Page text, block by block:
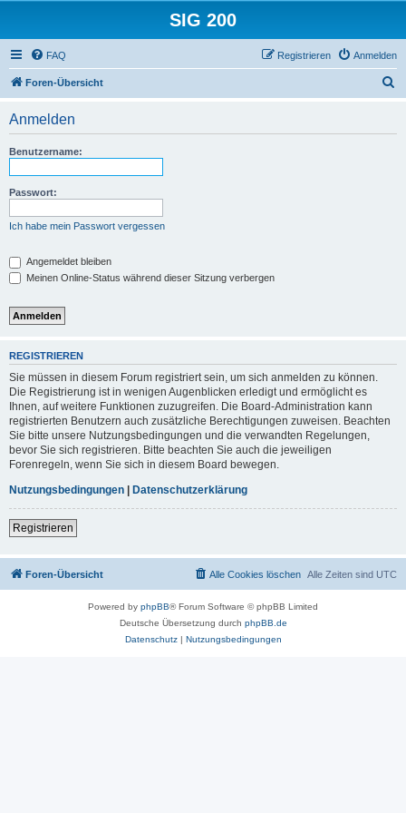
SIG 200
FAQ Anmelden
Registrieren
Foren-Übersicht
Anmelden
Benutzername:
Passwort:
Ich habe mein Passwort vergessen
Angemeldet bleiben
Meinen Online-Status während dieser Sitzung verbergen
REGISTRIEREN
Sie müssen in diesem Forum registriert sein, um sich anmelden zu können.
Die Registrierung ist in wenigen Augenblicken erledigt und ermöglicht es
Ihnen, auf weitere Funktionen zuzugreifen. Die Board-Administration kann
registrierten Benutzern auch zusätzliche Berechtigungen zuweisen. Beachten
Sie bitte unsere Nutzungsbedingungen und die verwandten Regelungen,
bevor Sie sich registrieren. Bitte beachten Sie auch die jeweiligen
Forenregeln, wenn Sie sich in diesem Board bewegen.
Nutzungsbedingungen | Datenschutzerklärung
Registrieren
Foren-Übersicht Alle Zeiten sind UTC
Alle Cookies löschen
Powered by phpBB® Forum Software © phpBB Limited
Deutsche Übersetzung durch phpBB.de
Datenschutz| Nutzungsbedingungen